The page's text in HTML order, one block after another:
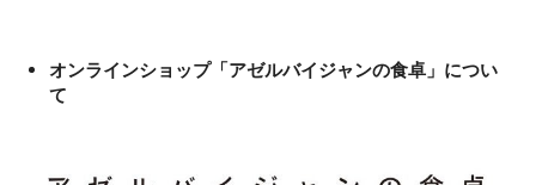
オンラインショップ「アゼルバイジャンの食卓」につい
て